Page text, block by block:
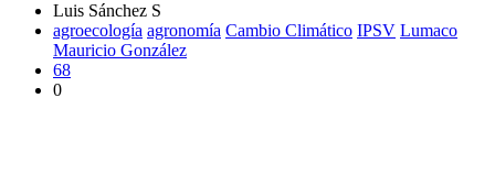
Luis Sánchez S
agroecología agronomía Cambio Climático IPSV Lumaco
Mauricio González
68
0